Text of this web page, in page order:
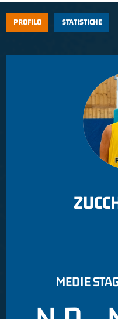
PROFILO STATISTICHE
MEDIE